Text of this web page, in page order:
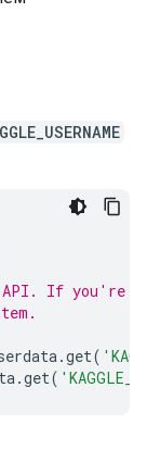
If you're
.get(
.get(